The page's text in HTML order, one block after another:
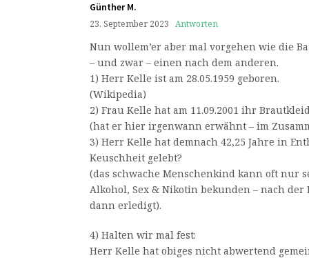
Günther M.
23. September 2023 Antworten
Nun wollem’er aber mal vorgehen wie die
– und zwar – einen nach dem anderen.
1) Herr Kelle ist am 28.05.1959 geboren.
(Wikipedia)
2) Frau Kelle hat am 11.09.2001 ihr
(hat er hier irgenwann erwähnt – im
3) Herr Kelle hat demnach 42,25 Jahre in
Keuschheit gelebt?
(das schwache Menschenkind kann oft nur
Alkohol, Sex & Nikotin bekunden – nach
dann erledigt).
4) Halten wir mal fest:
Herr Kelle hat obiges nicht abwertend